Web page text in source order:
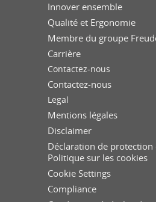
Innover ensemble
Qualité et Ergonomie
Membre du groupe
Carrière
Contactez-nous
Contactez-nous
Legal
Mentions légales
Disclaimer
Déclaration de protection
Politique sur les cookies
Cookie Settings
Compliance